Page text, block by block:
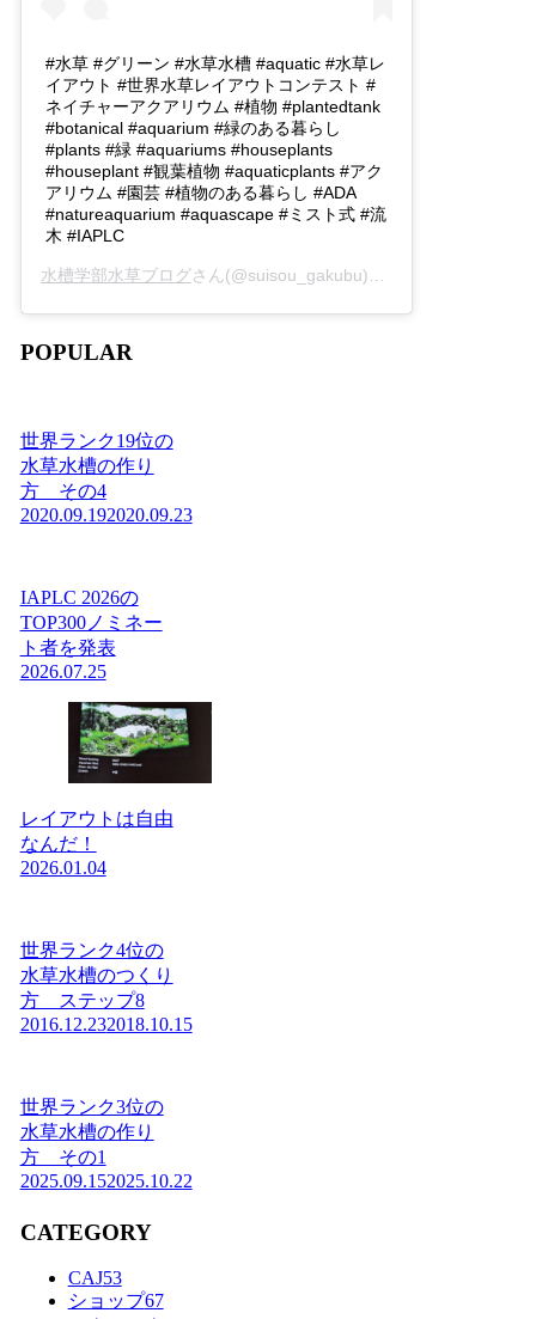
#水草 #グリーン #水草水槽 #aquatic #水草レ
イアウト #世界水草レイアウトコンテスト #
ネイチャーアクアリウム #植物 #plantedtank
#botanical #aquarium #緑のある暮らし
#plants #緑 #aquariums #houseplants
#houseplant #観葉植物 #aquaticplants #アク
アリウム #園芸 #植物のある暮らし #ADA
#natureaquarium #aquascape #ミスト式 #流
木 #IAPLC
水槽学部水草ブログさん(@suisou_gakubu)がシェアした投稿 -
POPULAR
世界ランク19位の
水草水槽の作り
方 その4
2020.09.192020.09.23
IAPLC 2026の
TOP300ノミネー
ト者を発表
2026.07.25
レイアウトは自由
なんだ！
2026.01.04
世界ランク4位の
水草水槽のつくり
方 ステップ8
2016.12.232018.10.15
世界ランク3位の
水草水槽の作り
方 その1
2025.09.152025.10.22
CATEGORY
CAJ53
ショップ67